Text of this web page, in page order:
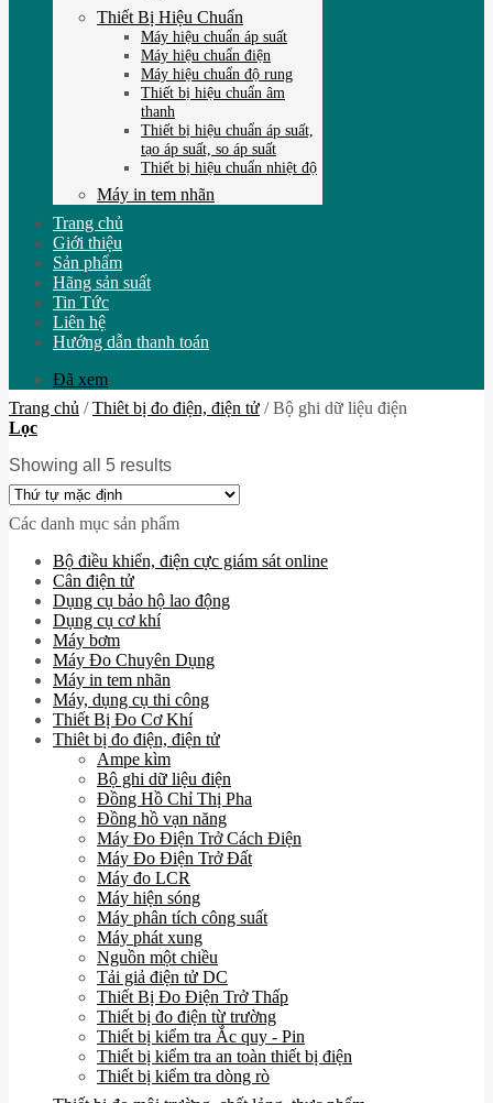
Thiết Bị Hiệu Chuẩn
Máy hiệu chuẩn áp suất
Máy hiệu chuẩn điện
Máy hiệu chuẩn độ rung
Thiết bị hiệu chuẩn âm
thanh
Thiết bị hiệu chuẩn áp suất,
tạo áp suất, so áp suất
Thiết bị hiệu chuẩn nhiệt độ
Máy in tem nhãn
Trang chủ
Giới thiệu
Sản phẩm
Hãng sản suất
Tin Tức
Liên hệ
Hướng dẫn thanh toán
Đã xem
Trang chủ / Thiêt bị đo điện, điện tử /Bộ ghi dữ liệu điện
Lọc
Showing all 5 results
Các danh mục sản phẩm
Bộ điều khiển, điện cực giám sát online
Cân điện tử
Dụng cụ bảo hộ lao động
Dụng cụ cơ khí
Máy bơm
Máy Đo Chuyên Dụng
Máy in tem nhãn
Máy, dụng cụ thi công
Thiết Bị Đo Cơ Khí
Thiêt bị đo điện, điện tử
Ampe kìm
Bộ ghi dữ liệu điện
Đồng Hồ Chỉ Thị Pha
Đồng hồ vạn năng
Máy Đo Điện Trở Cách Điện
Máy Đo Điện Trở Đất
Máy đo LCR
Máy hiện sóng
Máy phân tích công suất
Máy phát xung
Nguồn một chiều
Tải giả điện tử DC
Thiết Bị Đo Điện Trở Thấp
Thiết bị đo điện từ trường
Thiết bị kiểm tra Ắc quy - Pin
Thiết bị kiểm tra an toàn thiết bị điện
Thiết bị kiểm tra dòng rò